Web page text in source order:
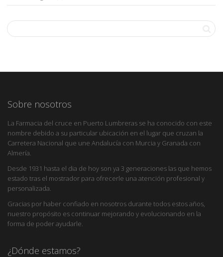
Sobre nosotros
La Farmacia del cruce en Puerto Lumbreras se ha conocido con este
nombre debido a su particular ubicación en el lugar que cruzan la
Carretera Nacional que une Andalucía con Murcia y Granada con
Almería.
Desde 1931 hasta el dia de hoy son ya 3 generaciones las que hemos
estado tras el mostrador para ofrecerle una atención profesional y
personalizada.
Gracias por haber confiado en nosotros durante todos estos años,
nuestro propósito es continuar mejorando y evolucionando en la
forma de poder ayudarle.
¿Dónde estamos?